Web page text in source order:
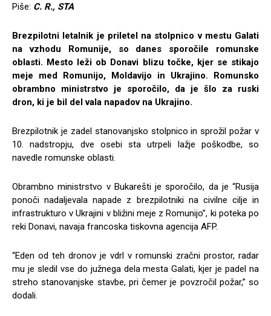
Piše: C. R., STA
Brezpilotni letalnik je priletel na stolpnico v mestu Galati
na vzhodu Romunije, so danes sporočile romunske
oblasti. Mesto leži ob Donavi blizu točke, kjer se stikajo
meje med Romunijo, Moldavijo in Ukrajino. Romunsko
obrambno ministrstvo je sporočilo, da je šlo za ruski
dron, ki je bil del vala napadov na Ukrajino.
Brezpilotnik je zadel stanovanjsko stolpnico in sprožil požar v
10. nadstropju, dve osebi sta utrpeli lažje poškodbe, so
navedle romunske oblasti.
Obrambno ministrstvo v Bukarešti je sporočilo, da je “Rusija
ponoči nadaljevala napade z brezpilotniki na civilne cilje in
infrastrukturo v Ukrajini v bližini meje z Romunijo”, ki poteka po
reki Donavi, navaja francoska tiskovna agencija AFP.
“Eden od teh dronov je vdrl v romunski zračni prostor, radar
mu je sledil vse do južnega dela mesta Galati, kjer je padel na
streho stanovanjske stavbe, pri čemer je povzročil požar,” so
dodali.